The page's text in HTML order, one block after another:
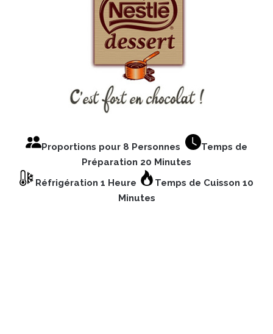
Proportions pour 8 Personnes
Temps de
Préparation 20 Minutes
Réfrigération 1 Heure
Temps de Cuisson 10
Minutes